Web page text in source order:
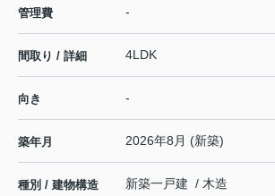
管理費 -
間取り / 詳細 4LDK
向き -
築年月 2026年8月 (新築)
種別 / 建物構造 新築一戸建 / 木造